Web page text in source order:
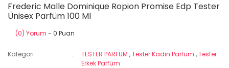
Frederic Malle Dominique Ropion Promise Edp Tester
Ünisex Parfüm 100 Ml
(0) Yorum - 0 Puan
Kategori TESTER PARFÜM ,Tester Kadın Parfüm ,Tester
Erkek Parfüm